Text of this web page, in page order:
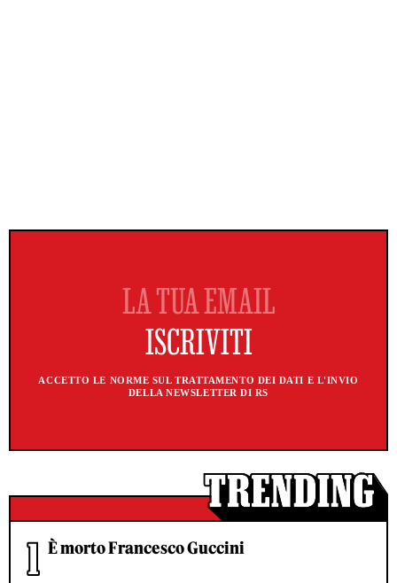
ACCETTO LE NORME SUL TRATTAMENTO DEI DATI E L'INVIO
DELLA NEWSLETTER DI RS
È morto Francesco Guccini